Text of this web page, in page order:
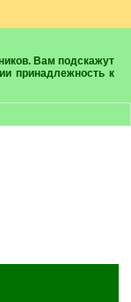
принадлежность к